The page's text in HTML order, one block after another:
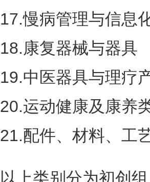
17.慢病管理与信息
18.康复器械与器具
19.中医器具与理疗
20.运动健康及康养
21.配件、材料、工
以上类别分为初创